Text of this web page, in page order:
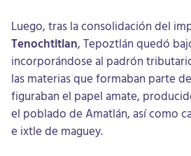
Luego, tras la consolidación del
Tenochtitlan, Tepoztlán quedó
incorporándose al padrón
las materias que formaban parte
figuraban el papel amate,
el poblado de Amatlán, así como
e ixtle de maguey.